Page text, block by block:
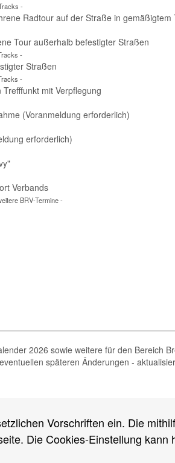
Vorschriften ein. Die
Die Cookies-Einstellung
-
Radtour auf der Straße in gemäßigtem
Tour außerhalb befestigter Straßen
-
Straßen
-
mit Verpflegung
(Voranmeldung erforderlich)
erforderlich)
Verbands
BRV-Termine -
2026 sowie weitere für den Bereich
späteren Änderungen -
2021
2019
2017
Amtliches
Ergebnisse Protokolle